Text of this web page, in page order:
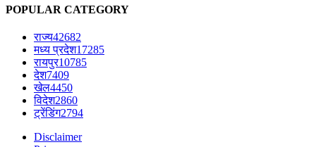
POPULAR CATEGORY
राज्य42682
मध्य प्रदेश17285
रायपुर10785
देश7409
खेल4450
विदेश2860
ट्रेंडिंग2794
Disclaimer